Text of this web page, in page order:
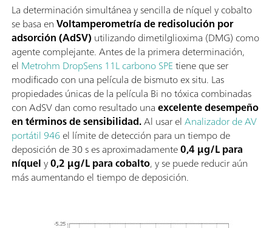
La determinación simultánea y sencilla de níquel y cobalto
se basa enVoltamperometría de redisolución por
adsorción (AdSV) utilizando dimetilglioxima (DMG) como
agente complejante. Antes de la primera determinación,
el Metrohm DropSens 11L carbono SPEtiene que ser
modificado con una película de bismuto ex situ. Las
propiedades únicas de la película Bi no tóxica combinadas
con AdSV dan como resultado unaexcelente desempeño
en términos de sensibilidad.Al usar elAnalizador de AV
portátil 946el límite de detección para un tiempo de
deposición de 30 s es aproximadamente0,4 µg/L para
níquely0,2 µg/L para cobalto, y se puede reducir aún
más aumentando el tiempo de deposición.